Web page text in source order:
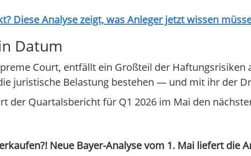
Diese Analyse zeigt, was Anleger jetzt wissen
Datum
Court, entfällt ein Großteil der Haftungsrisiken
juristische Belastung bestehen — und mit ihr der
der Quartalsbericht für Q1 2026 im Mai den
Neue Bayer-Analyse vom 1. Mai liefert die